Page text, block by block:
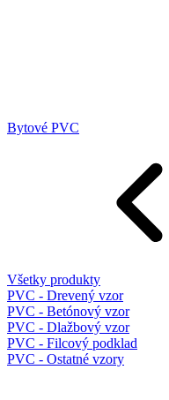
Bytové PVC
Všetky produkty
PVC - Drevený vzor
PVC - Betónový vzor
PVC - Dlažbový vzor
PVC - Filcový podklad
PVC - Ostatné vzory